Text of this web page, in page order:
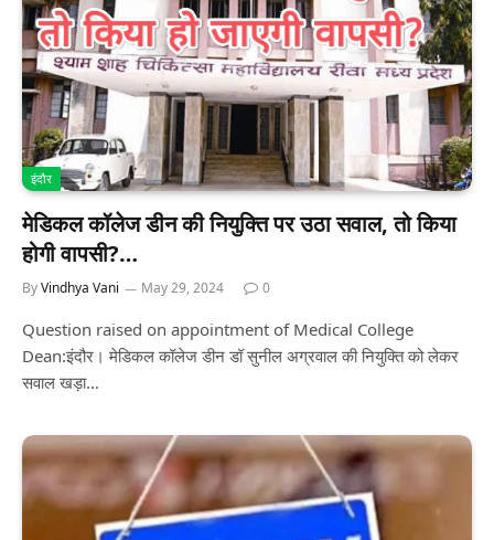
इंदौर
मेडिकल कॉलेज डीन की नियुक्ति पर उठा सवाल, तो किया
होगी वापसी?…
ByVindhya Vani May 29, 2024 0
Question raised on appointment of Medical College
Dean:इंदौर। मेडिकल कॉलेज डीन डॉ सुनील अग्रवाल की नियुक्ति को लेकर
सवाल खड़ा…